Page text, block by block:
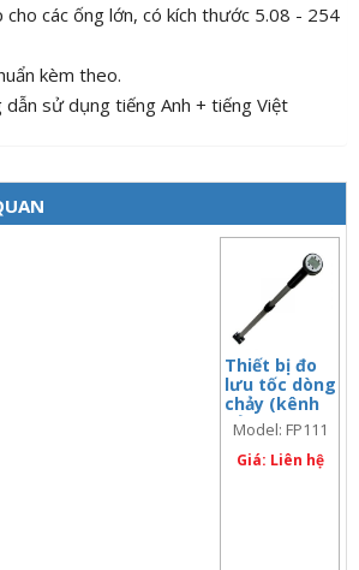
cho các ống lớn, có kích thước 5.08 - 254
kèm theo.
dẫn sử dụng tiếng Anh + tiếng Việt
Thiết bị đo
lưu tốc dòng
chảy (kênh
hở), tay dài
1.83 mét
Model: FP111
Giá: Liên hệ